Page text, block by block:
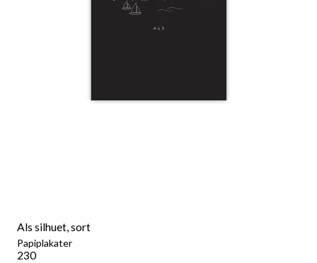
Als silhuet, sort
Papiplakater
230